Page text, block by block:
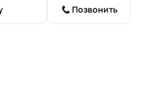
Позвонить